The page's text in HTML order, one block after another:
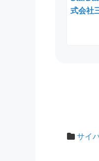
式会社
サイ